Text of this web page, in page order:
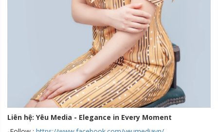
Liên hệ: Yêu Media - Elegance in Every Moment